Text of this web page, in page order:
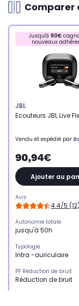
Comparer
Jusqu'à 90€
nouveaux
JBL
Ecouteurs JBL Live
Vendu et expédié par
90,94€
Ajouter au
Avis
4.4/5 (12)
Autonomie totale
jusqu'à 50h
Typologie
Intra -auriculaire
PF Réduction de bruit
Réduction de bruit